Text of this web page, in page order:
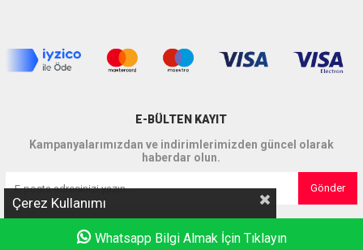
E-BÜLTEN KAYIT
Kampanyalarımızdan ve indirimlerimizden güncel olarak
haberdar olun.
Gönder
Whatsapp Bilgi Almak İçin Tıklayın
Çerez Kullanımı
Favorilerim Sepetim